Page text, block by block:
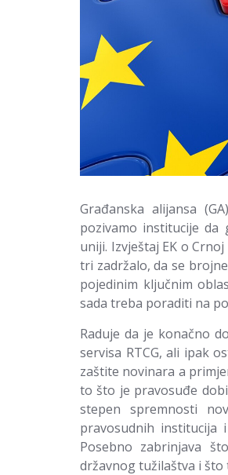
Građanska alijansa
pozivamo institucije da
uniji. Izvještaj EK o
tri zadržalo, da se
pojedinim ključnim
sada treba poraditi na
Raduje da je konačno
servisa RTCG, ali ipak
zaštite novinara a
to što je pravosuđe
stepen spremnosti
pravosudnih institucija
Posebno zabrinjava
državnog tužilaštva i što